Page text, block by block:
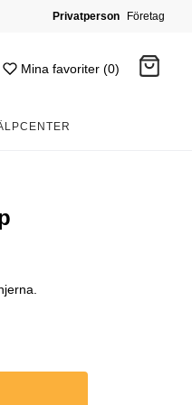
Privatperson Företag
Mina favoriter (0)